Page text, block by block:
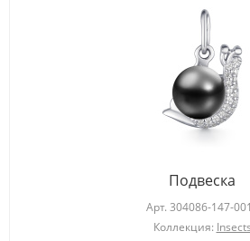
Подвеска
Арт. 304086-147-
Коллекция: Insects